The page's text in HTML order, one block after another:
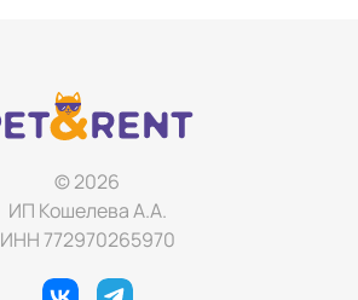
© 2026
ИП Кошелева А.А.
ИНН 772970265970